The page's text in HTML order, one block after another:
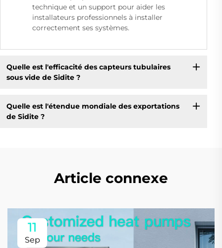
technique et un support pour aider les
installateurs professionnels à installer
correctement ses systèmes.
Quelle est l'efficacité des capteurs tubulaires
sous vide de Sidite ?
Quelle est l'étendue mondiale des exportations
de Sidite ?
Article connexe
11
Sep